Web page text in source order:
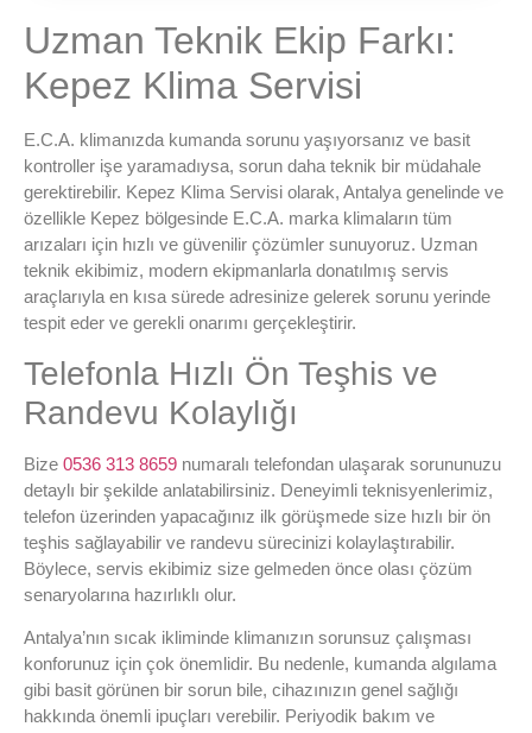
Uzman Teknik Ekip Farkı:
Kepez Klima Servisi
E.C.A. klimanızda kumanda sorunu yaşıyorsanız ve basit
kontroller işe yaramadıysa, sorun daha teknik bir müdahale
gerektirebilir. Kepez Klima Servisi olarak, Antalya genelinde ve
özellikle Kepez bölgesinde E.C.A. marka klimaların tüm
arızaları için hızlı ve güvenilir çözümler sunuyoruz. Uzman
teknik ekibimiz, modern ekipmanlarla donatılmış servis
araçlarıyla en kısa sürede adresinize gelerek sorunu yerinde
tespit eder ve gerekli onarımı gerçekleştirir.
Telefonla Hızlı Ön Teşhis ve
Randevu Kolaylığı
Bize 0536 313 8659 numaralı telefondan ulaşarak sorununuzu
detaylı bir şekilde anlatabilirsiniz. Deneyimli teknisyenlerimiz,
telefon üzerinden yapacağınız ilk görüşmede size hızlı bir ön
teşhis sağlayabilir ve randevu sürecinizi kolaylaştırabilir.
Böylece, servis ekibimiz size gelmeden önce olası çözüm
senaryolarına hazırlıklı olur.
Antalya’nın sıcak ikliminde klimanızın sorunsuz çalışması
konforunuz için çok önemlidir. Bu nedenle, kumanda algılama
gibi basit görünen bir sorun bile, cihazınızın genel sağlığı
hakkında önemli ipuçları verebilir. Periyodik bakım ve